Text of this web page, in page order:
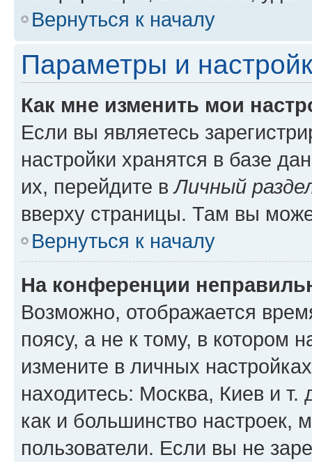
Вернуться к началу
Параметры и
Как мне изменить мои
Если вы являетесь
настройки хранятся в базе
их, перейдите вЛичный
вверху страницы. Там вы
Вернуться к началу
На конференции
Возможно, отображается
поясу, а не к тому, в котором
измените в личных
находитесь: Москва, Киев и т.
как и большинство настроек,
пользователи. Если вы не